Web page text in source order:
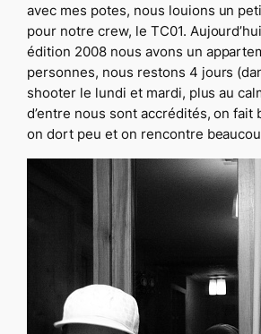
avec mes potes, nous louions un
pour notre crew, le TC01.
édition 2008 nous avons un
personnes, nous restons 4 jours
shooter le lundi et mardi, plus au
d’entre nous sont accrédités, on fait
on dort peu et on rencontre